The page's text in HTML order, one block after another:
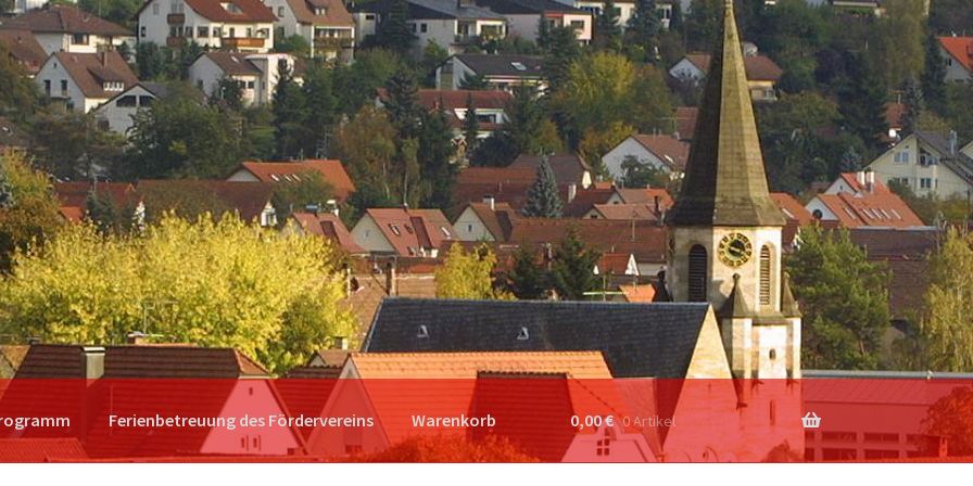
Ferienbetreuung des Fördervereins Warenkorb 0,00€ 0 Artikel